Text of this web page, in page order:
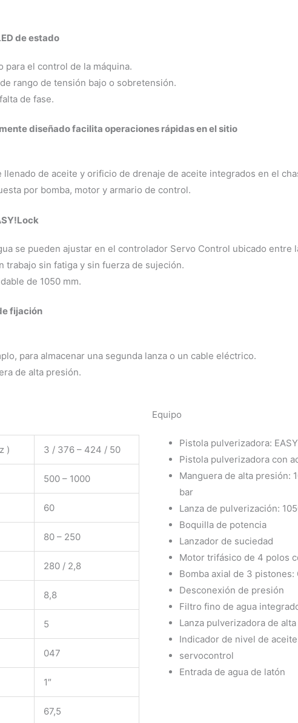
de estado
el control de la máquina.
rango de tensión bajo o sobretensión.
de fase.
diseñado facilita operaciones rápidas en el sitio
de aceite y orificio de drenaje de aceite integrados en el
por bomba, motor y armario de control.
se pueden ajustar en el controlador Servo Control ubicado entre
trabajo sin fatiga y sin fuerza de sujeción.
de 1050 mm.
fijación
para almacenar una segunda lanza o un cable eléctrico.
de alta presión.
) 3 / 376 – 424 / 50
500 – 1000
60
80 – 250
280 / 2,8
8,8
5
047
1″
67,5
Equipo
Pistola pulverizadora:
Pistola pulverizadora con
Manguera de alta presión:
bar
Lanza de pulverización:
Boquilla de potencia
Lanzador de suciedad
Motor trifásico de 4 polos
Bomba axial de 3
Desconexión de presión
Filtro fino de agua
Lanza pulverizadora de
Indicador de nivel de aceite
servocontrol
Entrada de agua de latón